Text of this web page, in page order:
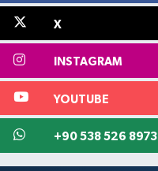
X
INSTAGRAM
YOUTUBE
+90 538 526 8973